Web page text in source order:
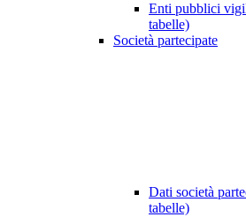
Enti pubblici
tabelle)
Società partecipate
Dati società
tabelle)